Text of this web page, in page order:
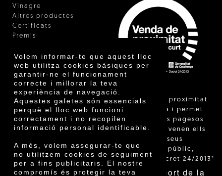
Volem informar-te que aquest lloc
web utilitza cookies bàsiques per
garantir-ne el funcionament
correcte i millorar la teva
experiència de navegació.
Aquestes galetes són essencials
perquè el lloc web funcioni
correctament i no recopilen
informació personal identificable.
A més, volem assegurar-te que
no utilitzem cookies de seguiment
per a fins publicitaris. El nostre
compromís és protegir la teva
Vinagre
Altres productes
Certificats
Premis
"La venda de proximitat
està regulada i permet
identificar els pagesos
catalans que venen ells
mateixos els seus
productes al públic,
segons el Decret 24/2013"
Amb el suport de la